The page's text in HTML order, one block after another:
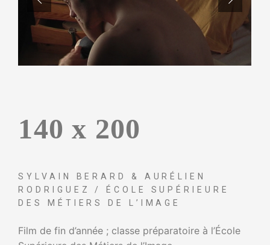
140 x 200
SYLVAIN BERARD & AURÉLIEN
RODRIGUEZ / ÉCOLE SUPÉRIEURE
DES MÉTIERS DE L’IMAGE
Film de fin d’année ; classe préparatoire à l’École